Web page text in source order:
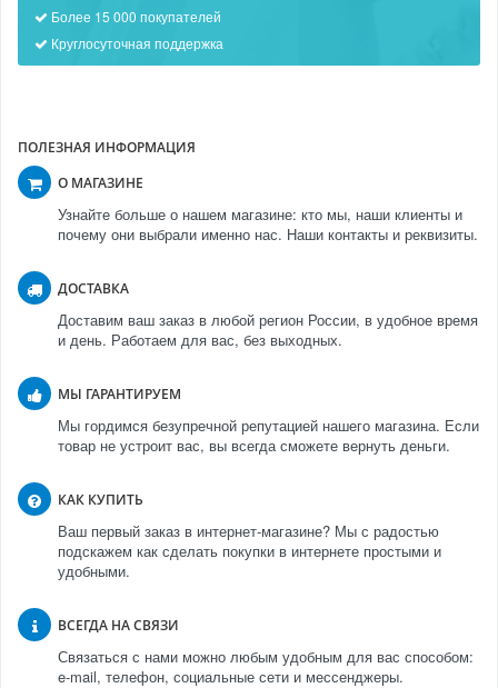
Более 15 000 покупателей
Круглосуточная поддержка
ПОЛЕЗНАЯ ИНФОРМАЦИЯ
О МАГАЗИНЕ
Узнайте больше о нашем магазине: кто мы, наши клиенты и
почему они выбрали именно нас. Наши контакты и реквизиты.
ДОСТАВКА
Доставим ваш заказ в любой регион России, в удобное время
и день. Работаем для вас, без выходных.
МЫ ГАРАНТИРУЕМ
Мы гордимся безупречной репутацией нашего магазина. Если
товар не устроит вас, вы всегда сможете вернуть деньги.
КАК КУПИТЬ
Ваш первый заказ в интернет-магазине? Мы с радостью
подскажем как сделать покупки в интернете простыми и
удобными.
ВСЕГДА НА СВЯЗИ
Связаться с нами можно любым удобным для вас способом:
e-mail, телефон, социальные сети и мессенджеры.